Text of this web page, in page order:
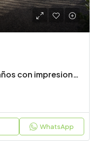
Villa de 2 dormitorios y 2 baños con impresionantes vistas
WhatsApp